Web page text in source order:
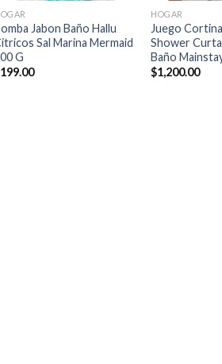
Jabon Baño Hallu
Sal Marina Mermaid
G
199.00
HOGAR
Juego
Shower
Baño
$1,200.00